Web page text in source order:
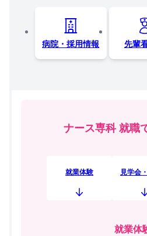
病院・採用情報
先輩
ナース専科 就職
就業体験 見学会
就業体